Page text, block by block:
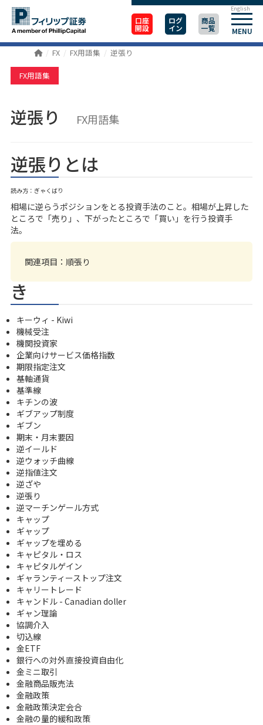
口座
開設
ログ
イン
商品
一覧 MENU
English
FX FX用語集 逆張り
FX用語集
逆張り FX用語集
逆張りとは
読み方：ぎゃくばり
相場に逆らうポジションをとる投資手法のこと。相場が上昇した
ところで「売り」、下がったところで「買い」を行う投資手
法。
関連項目： 順張り
き
キーウィ - Kiwi
機械受注
機関投資家
企業向けサービス価格指数
期限指定注文
基軸通貨
基準線
キチンの波
ギブアップ制度
ギブン
期末・月末要因
逆イールド
逆ウォッチ曲線
逆指値注文
逆ざや
逆張り
逆マーチンゲール方式
キャップ
ギャップ
ギャップを埋める
キャピタル・ロス
キャピタルゲイン
ギャランティーストップ注文
キャリートレード
キャンドル - Canadian doller
ギャン理論
協調介入
切込線
金ETF
銀行への対外直接投資自由化
金ミニ取引
金融商品販売法
金融政策
金融政策決定会合
金融の量的緩和政策